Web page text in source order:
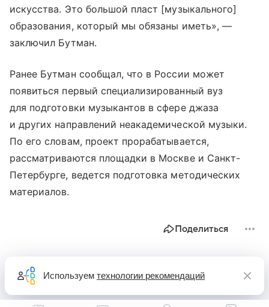
искусства. Это большой пласт [музыкального]
образования, который мы обязаны иметь», —
заключил Бутман.
Ранее Бутман сообщал, что в России может
появиться первый специализированный вуз
для подготовки музыкантов в сфере джаза
и других направлений неакадемической музыки.
По его словам, проект прорабатывается,
рассматриваются площадки в Москве и Санкт-
Петербурге, ведется подготовка методических
материалов.
Поделиться
Используем технологии рекомендаций